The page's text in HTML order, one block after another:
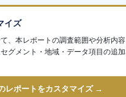
イズ
、本レポートの調査範囲や分析内
グメント・地域・データ項目の追
レポートをカスタマイズ →